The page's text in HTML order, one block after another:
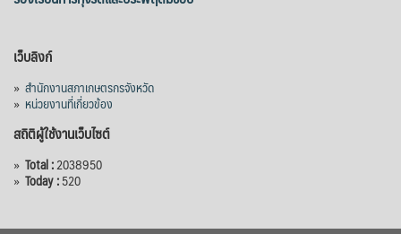
เว็บลิงก์
» สำนักงานสภาเกษตรกรจังหวัด
» หน่วยงานที่เกี่ยวข้อง
สถิติผู้ใช้งานเว็บไซต์
» Total :2038950
» Today :520